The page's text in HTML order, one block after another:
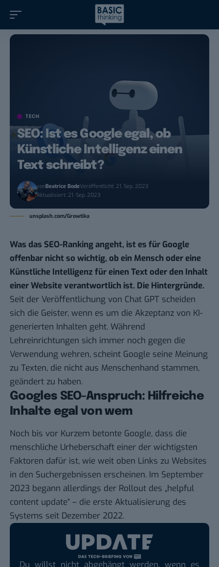
TECH
SEO: Ist es Google egal, ob
Künstliche Intelligenz einen
Text schreibt?
vonBeatrice BodeVeröffentlicht: 21. Sep. 2023
Aktualisiert: 21. Sep. 2023
unsplash.com/Growtika
Was das SEO-Ranking angeht, ist es für Google
offenbar nicht so wichtig, ob ein Mensch oder eine
Künstliche Intelligenz für einen Text oder den Inhalt
einer Website verantwortlich ist. Die Hintergründe.
Seit der Veröffentlichung von Chat GPT scheiden
sich die Geister, wenn es um die Akzeptanz von KI-
generierten Inhalten geht. Während
Lehreinrichtungen sich immer noch gegen die
Verwendung wehren, scheint Google seine Meinung
zu Texten, die nicht aus Menschenhand stammen,
geändert zu haben.
Googles SEO-Anspruch: Hilfreiche
Inhalte egal von wem
Noch bis vor Kurzem betonte Google, dass die
menschliche Urheberschaft einer der wichtigsten
Faktoren dafür ist, wie weit oben Links zu Websites
in den Suchergebnissen erscheinen. Im September
2023 begann allerdings der Rollout des „helpful
content update“ – die erste Aktualisierung des
Systems seit Dezember 2022.